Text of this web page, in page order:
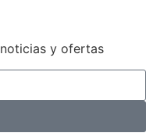
y ofertas